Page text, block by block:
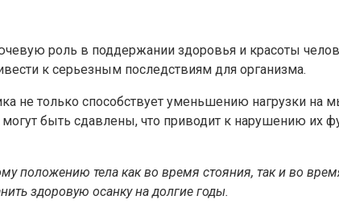
роль в поддержании здоровья и красоты
к серьезным последствиям для организма.
не только способствует уменьшению нагрузки
могут быть сдавлены, что приводит к нарушению их
положению тела как во время стояния, так и во
здоровую осанку на долгие годы.